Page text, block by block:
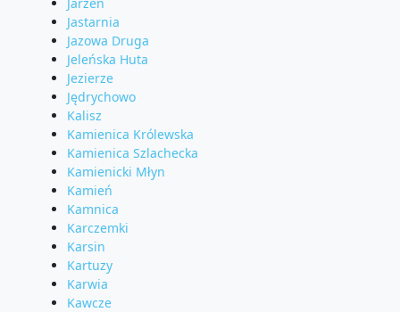
Jastarnia
Jazowa Druga
Jeleńska Huta
Jezierze
Jędrychowo
Kalisz
Kamienica Królewska
Kamienica Szlachecka
Kamienicki Młyn
Kamień
Kamnica
Karczemki
Karsin
Kartuzy
Karwia
Kawcze